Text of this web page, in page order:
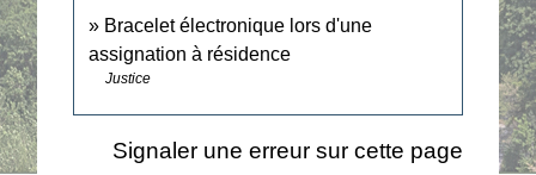
Bracelet électronique lors d'une
assignation à résidence
Justice
Signaler une erreur sur cette page